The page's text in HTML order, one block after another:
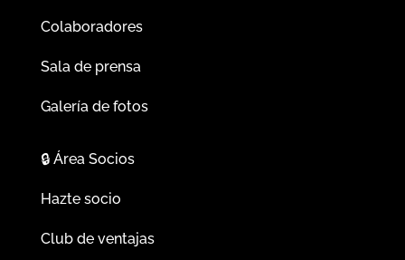
Colaboradores
Sala de prensa
Galería de fotos
🔒Área Socios
Hazte socio
Club de ventajas